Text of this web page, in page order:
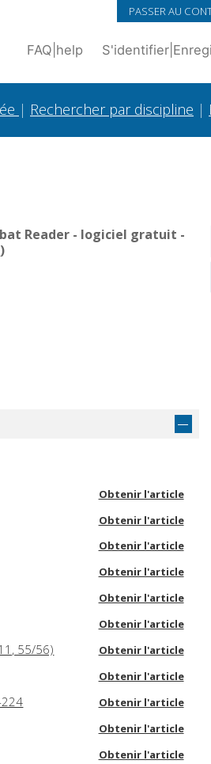
PASSER AU
FAQ help S'identifier
| Rechercher par discipline |
Reader - logiciel gratuit -
)
Obtenir l'article
Obtenir l'article
Obtenir l'article
Obtenir l'article
Obtenir l'article
Obtenir l'article
55/56) Obtenir l'article
Obtenir l'article
224 Obtenir l'article
Obtenir l'article
Obtenir l'article